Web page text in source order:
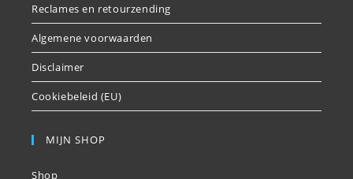
Reclames en retourzending
Algemene voorwaarden
Disclaimer
Cookiebeleid (EU)
MIJN SHOP
Shop